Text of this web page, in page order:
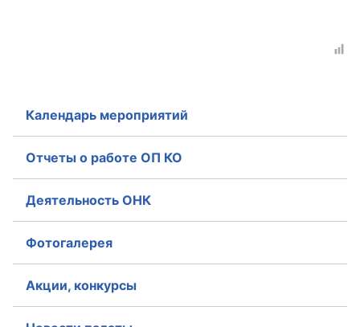
Календарь мероприятий
Отчеты о работе ОП КО
Деятельность ОНК
Фотогалерея
Акции, конкурсы